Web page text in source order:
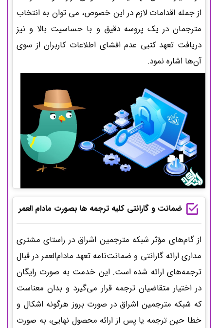
از جمله اقدامات لازم در این خصوص، می توان به انتخاب
مترجمان در یک پروسه دقیق و با حساسیت بالا و نیز
دریافت تعهد کتبی عدم افشای اطلاعات کاربران از سوی
آن‌ها اشاره نمود.
ضمانت و گارانتی کلیه ترجمه ها بصورت مادام العمر
از گام‌های مؤثر شبکه مترجمین اشراق در راستای مشتری
مداری ارائه گارانتی و ضمانت‌نامه تعهد مادام‌العمر در قبال
ترجمه‌های ارائه شده است. این خدمت به صورت رایگان
در اختیار متقاضیان ترجمه قرار می‌گیرد و بدان معناست
که شبکه مترجمین اشراق در صورت بروز هرگونه اشکال و
خطا حین ترجمه یا پس از ارائه محصول نهایی، به صورت